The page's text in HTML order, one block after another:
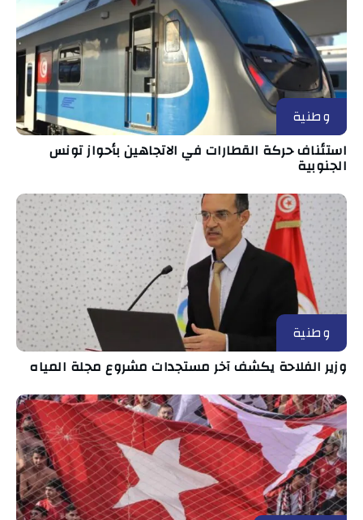
وطنية
استئناف حركة القطارات في الاتجاهين بأحواز تونس
الجنوبية
وطنية
وزير الفلاحة يكشف آخر مستجدات مشروع مجلة المياه